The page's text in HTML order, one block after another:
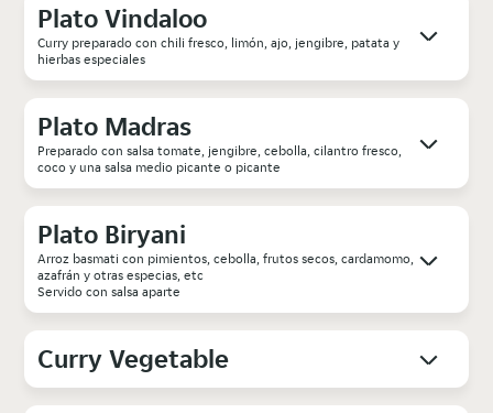
Plato Vindaloo
Curry preparado con chili fresco, limón, ajo, jengibre, patata y
hierbas especiales
Plato Madras
Preparado con salsa tomate, jengibre, cebolla, cilantro fresco,
coco y una salsa medio picante o picante
Plato Biryani
Arroz basmati con pimientos, cebolla, frutos secos, cardamomo,
azafrán y otras especias, etc
Servido con salsa aparte
Curry Vegetable